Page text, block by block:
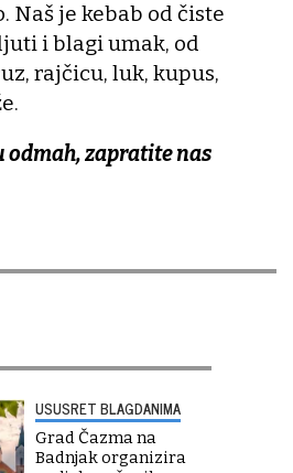
Naš je kebab od čiste
i blagi umak, od
rajčicu, luk, kupus,
zapratite nas
USUSRET BLAGDANIMA
Grad Čazma na
Badnjak organizira